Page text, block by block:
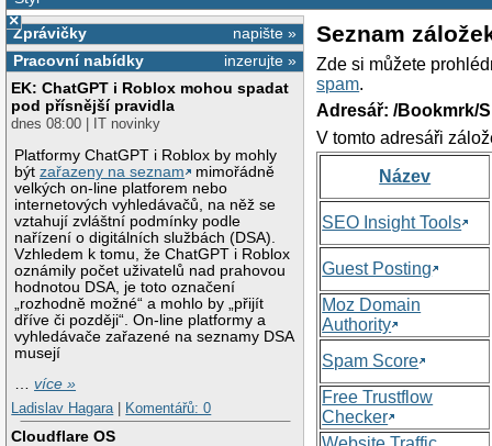
×
napište »
Zprávičky
inzerujte »
Pracovní nabídky
EK: ChatGPT i Roblox mohou spadat
pod přísnější pravidla
dnes 08:00 | IT novinky
Platformy ChatGPT i Roblox by mohly
býtzařazeny na seznam
mimořádně
velkých on-line platforem nebo
internetových vyhledávačů, na něž se
vztahují zvláštní podmínky podle
nařízení o digitálních službách (DSA).
Vzhledem k tomu, že ChatGPT i Roblox
oznámily počet uživatelů nad prahovou
hodnotou DSA, je toto označení
„rozhodně možné“ a mohlo by „přijít
dříve či později“. On-line platformy a
vyhledávače zařazené na seznamy DSA
musejí
…více »
Ladislav Hagara
Komentářů: 0
Cloudflare OS
Seznam
Zde si můžete
spam.
Adresář: /Bookmrk/
V tomto adresáři
Název
SEO Insight Tools
Guest Posting
Moz Domain
Authority
Spam Score
Free Trustflow
Checker